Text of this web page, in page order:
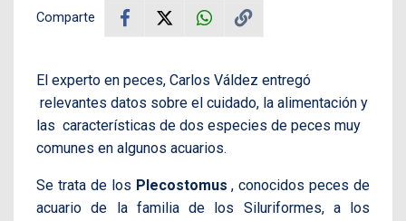
Comparte
El experto en peces, Carlos Váldez entregó
relevantes datos sobre el cuidado, la alimentación y
las características de dos especies de peces muy
comunes en algunos acuarios.
Se trata de los Plecostomus , conocidos peces de
acuario de la familia de los Siluriformes, a los